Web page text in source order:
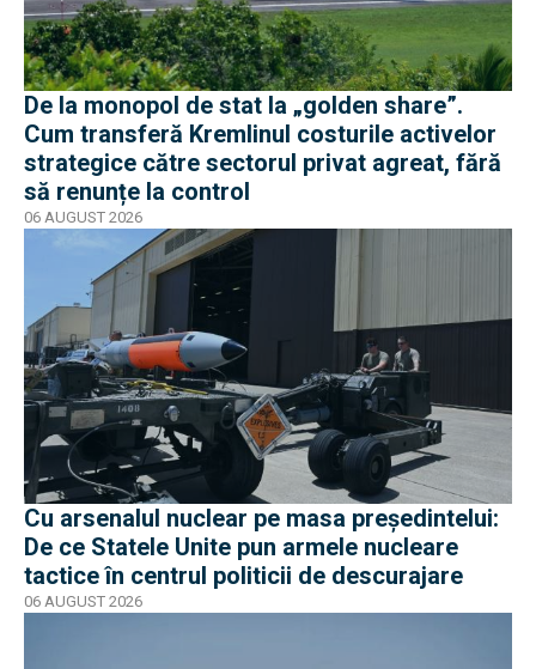
De la monopol de stat la „golden share”.
Cum transferă Kremlinul costurile activelor
strategice către sectorul privat agreat, fără
să renunțe la control
06 AUGUST 2026
Cu arsenalul nuclear pe masa preşedintelui:
De ce Statele Unite pun armele nucleare
tactice în centrul politicii de descurajare
06 AUGUST 2026